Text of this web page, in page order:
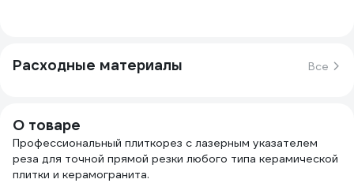
Расходные материалы Все
О товаре
Профессиональный плиткорез с лазерным указателем
реза для точной прямой резки любого типа керамической
плитки и керамогранита.